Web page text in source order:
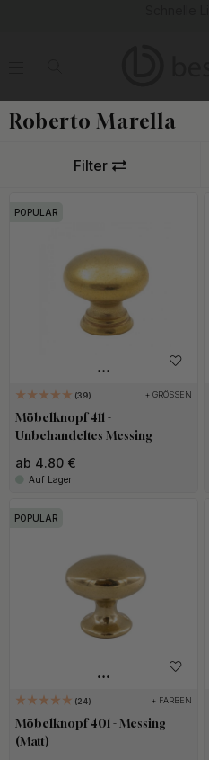
Roberto Marella
Filter
POPULAR
39 + GRÖSSEN
Möbelknopf 411 -
Unbehandeltes Messing
ab 4.80 €
Auf Lager
POPULAR
24 + FARBEN
Möbelknopf 401 - Messing
(Matt)